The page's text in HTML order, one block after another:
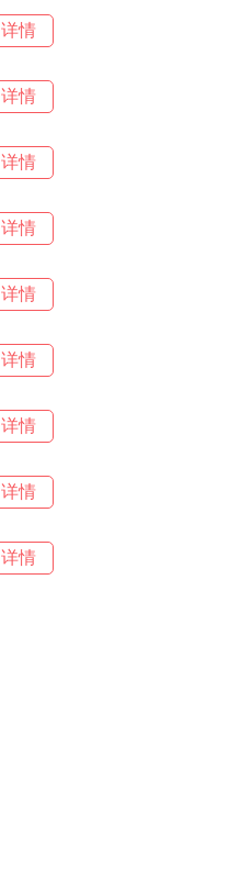
详情
详情
详情
详情
详情
详情
详情
详情
详情